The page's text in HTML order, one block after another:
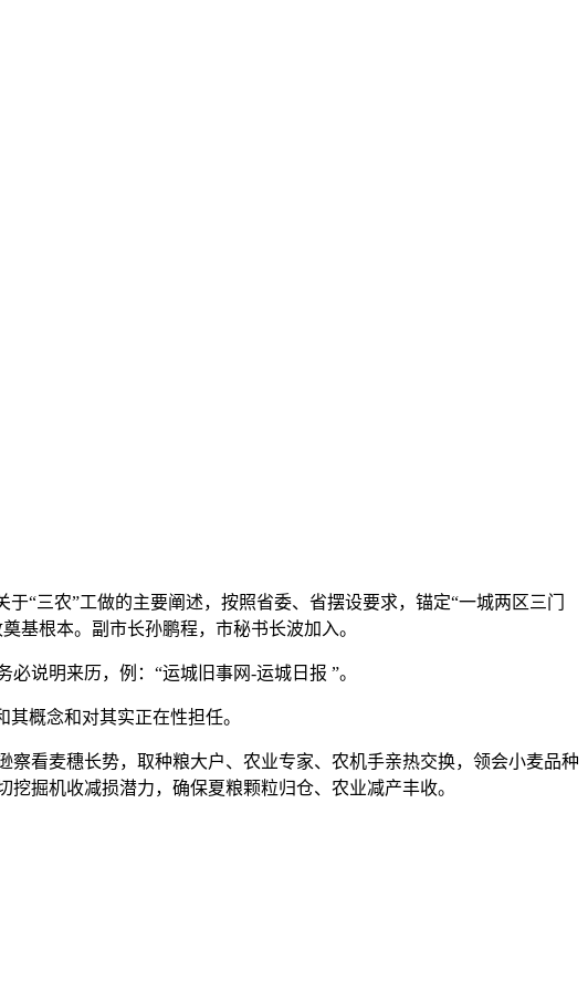
三农”工做的主要阐述，按照省委、省摆设要求，锚定“一城两区三门
基根本。副市长孙鹏程，市秘书长波加入。
说明来历，例：“运城旧事网-运城日报 ”。
概念和对其实正在性担任。
看麦穗长势，取种粮大户、农业专家、农机手亲热交换，领会小麦品种
掘机收减损潜力，确保夏粮颗粒归仓、农业减产丰收。